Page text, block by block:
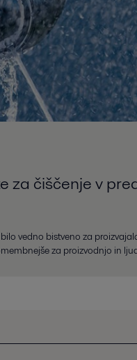
za čiščenje v
vedno bistveno za
za proizvodnjo in